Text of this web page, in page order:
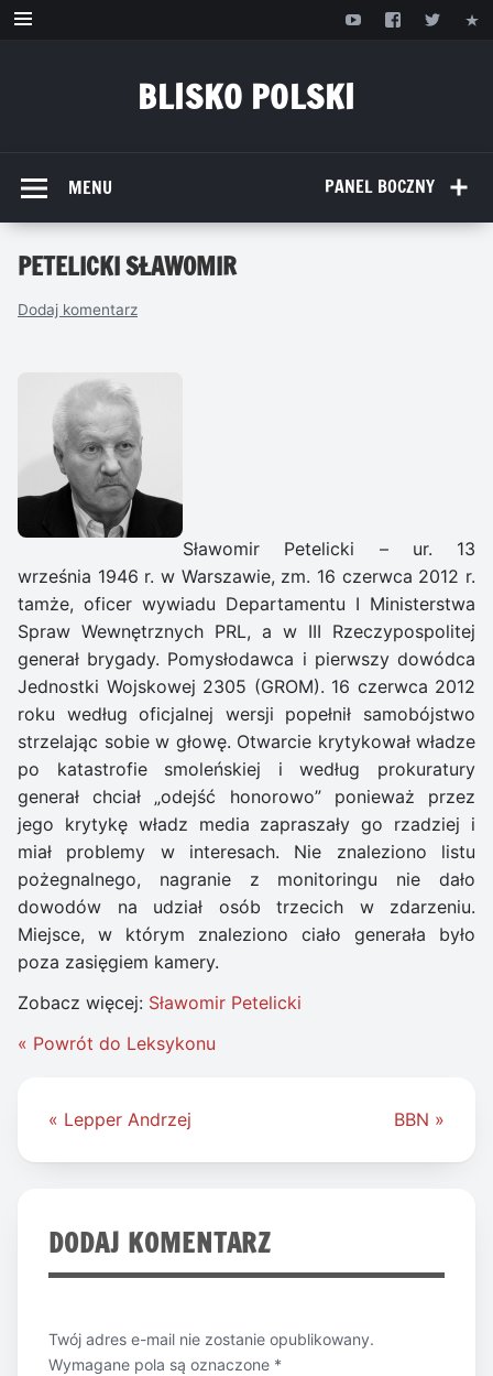
Przejdź
BLISKO POLSKI
PANEL BOCZNY
MENU
PETELICKI SŁAWOMIR
Dodaj komentarz
Sławomir Petelicki – ur. 13
września 1946 r. w Warszawie, zm. 16 czerwca 2012 r.
tamże, oficer wywiadu Departamentu I Ministerstwa
Spraw Wewnętrznych PRL, a w III Rzeczypospolitej
generał brygady. Pomysłodawca i pierwszy dowódca
Jednostki Wojskowej 2305 (GROM). 16 czerwca 2012
roku według oficjalnej wersji popełnił samobójstwo
strzelając sobie w głowę. Otwarcie krytykował władze
po katastrofie smoleńskiej i według prokuratury
generał chciał „odejść honorowo” ponieważ przez
jego krytykę władz media zapraszały go rzadziej i
miał problemy w interesach. Nie znaleziono listu
pożegnalnego, nagranie z monitoringu nie dało
dowodów na udział osób trzecich w zdarzeniu.
Miejsce, w którym znaleziono ciało generała było
poza zasięgiem kamery.
Zobacz więcej: Sławomir Petelicki
« Powrót do Leksykonu
Nawigacja
« Lepper Andrzej BBN »
DODAJ KOMENTARZ
Twój adres e-mail nie zostanie opublikowany.
Wymagane pola są oznaczone *